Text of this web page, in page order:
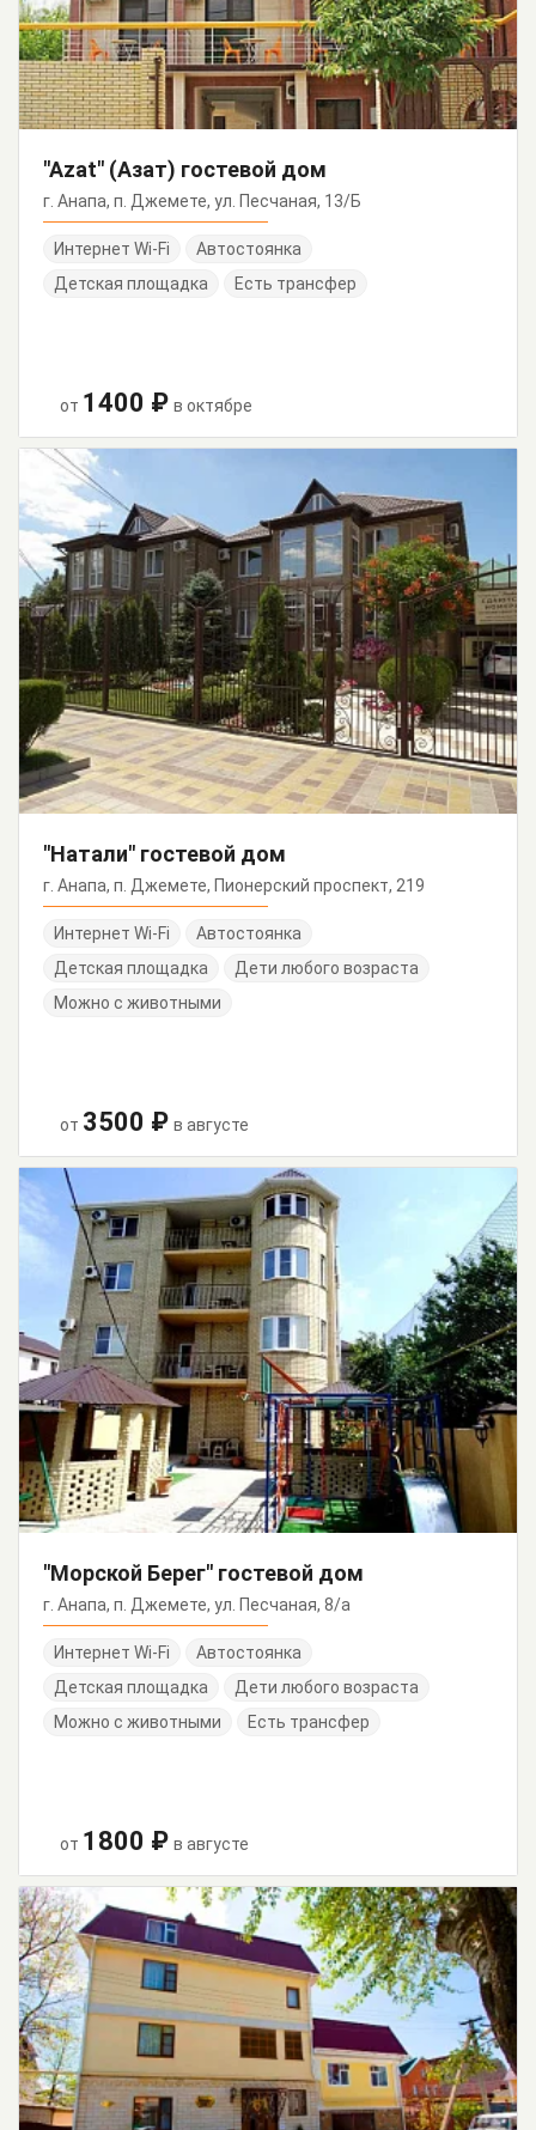
"Azat" (Азат) гостевой дом
г. Анапа, п. Джемете, ул. Песчаная, 13/Б
Интернет Wi-Fi
Автостоянка
Детская площадка
Есть трансфер
от 1400 ₽ в октябре
"Натали" гостевой дом
г. Анапа, п. Джемете, Пионерский проспект, 219
Интернет Wi-Fi
Автостоянка
Детская площадка
Дети любого возраста
Можно с животными
от 3500 ₽ в августе
"Морской Берег" гостевой дом
г. Анапа, п. Джемете, ул. Песчаная, 8/а
Интернет Wi-Fi
Автостоянка
Детская площадка
Дети любого возраста
Можно с животными
Есть трансфер
от 1800 ₽ в августе